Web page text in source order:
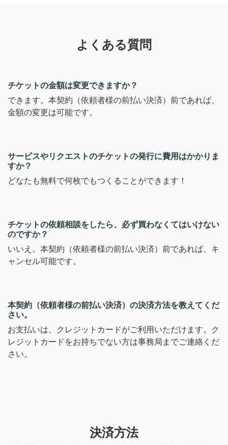
よくある質問
チケットの金額は変更できますか？
できます。本契約（依頼者様の前払い決済）前であれば、
金額の変更は可能です。
サービスやリクエストのチケットの発行に費用はかかりま
すか？
どなたも無料で何枚でもつくることができます！
チケットの依頼相談をしたら、必ず買わなくてはいけない
のですか？
いいえ。本契約（依頼者様の前払い決済）前であれば、キ
ャンセル可能です。
本契約（依頼者様の前払い決済）の決済方法を教えてくだ
さい。
お支払いは、クレジットカードがご利用いただけます。ク
レジットカードをお持ちでない方は事務局までご連絡くだ
さい。
決済方法